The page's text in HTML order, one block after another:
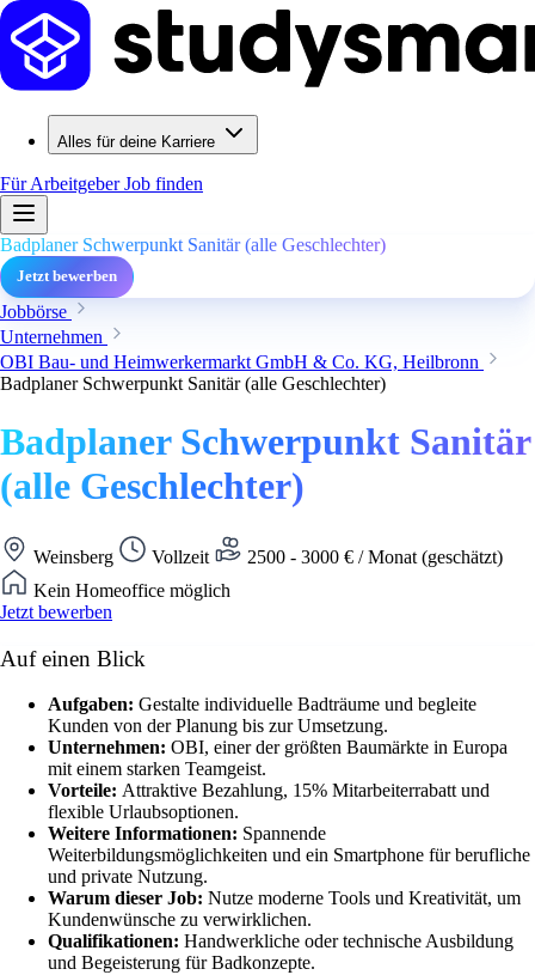
Alles für deine Karriere
Für ArbeitgeberJob finden
Badplaner Schwerpunkt Sanitär (alle Geschlechter)
Jetzt bewerben
Jobbörse
Unternehmen
OBI Bau- und Heimwerkermarkt GmbH & Co. KG, Heilbronn
Badplaner Schwerpunkt Sanitär (alle Geschlechter)
Badplaner Schwerpunkt Sanitär
(alle Geschlechter)
Weinsberg Vollzeit
2500 - 3000 € / Monat (geschätzt)
Kein Homeoffice möglich
Jetzt bewerben
Auf einen Blick
Aufgaben: Gestalte individuelle Badträume und begleite
Kunden von der Planung bis zur Umsetzung.
Unternehmen: OBI, einer der größten Baumärkte in Europa
mit einem starken Teamgeist.
Vorteile: Attraktive Bezahlung, 15% Mitarbeiterrabatt und
flexible Urlaubsoptionen.
Weitere Informationen: Spannende
Weiterbildungsmöglichkeiten und ein Smartphone für berufliche
und private Nutzung.
Warum dieser Job: Nutze moderne Tools und Kreativität, um
Kundenwünsche zu verwirklichen.
Qualifikationen: Handwerkliche oder technische Ausbildung
und Begeisterung für Badkonzepte.